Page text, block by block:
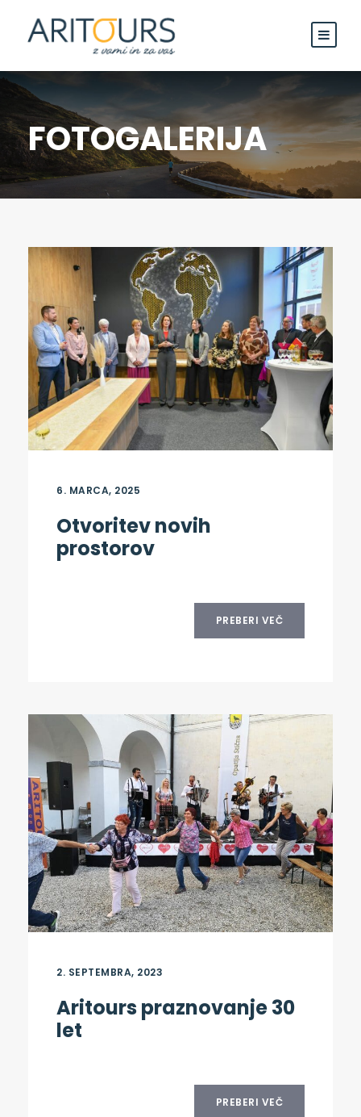
FOTOGALERIJA
6. MARCA, 2025
Otvoritev novih
prostorov
PREBERI VEČ
2. SEPTEMBRA, 2023
Aritours praznovanje 30
let
PREBERI VEČ